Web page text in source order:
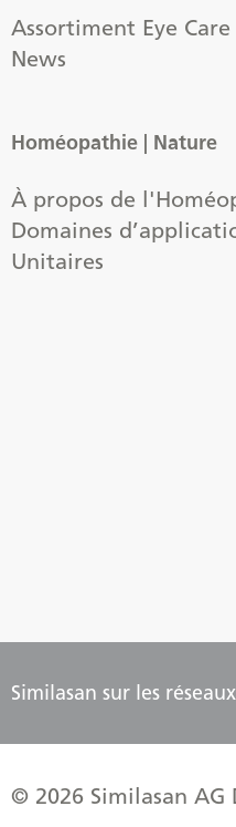
Assortiment Eye Care
News
Homéopathie | Nature
À propos de
Domaines
Unitaires
Similasan sur les
© 2026 Similasan AG